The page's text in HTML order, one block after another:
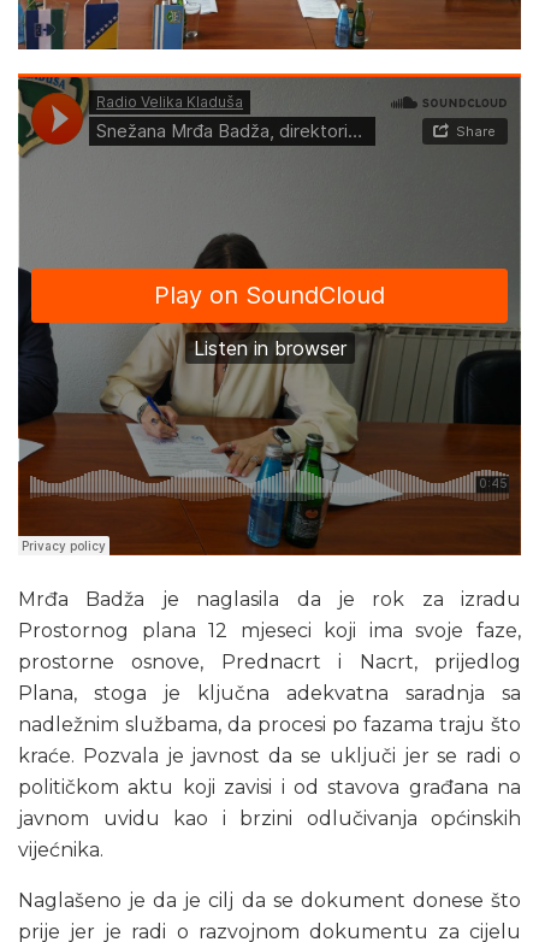
Mrđa Badža je naglasila da je rok za izradu
Prostornog plana 12 mjeseci koji ima svoje faze,
prostorne osnove, Prednacrt i Nacrt, prijedlog
Plana, stoga je ključna adekvatna saradnja sa
nadležnim službama, da procesi po fazama traju što
kraće. Pozvala je javnost da se uključi jer se radi o
političkom aktu koji zavisi i od stavova građana na
javnom uvidu kao i brzini odlučivanja općinskih
vijećnika.
Naglašeno je da je cilj da se dokument donese što
prije jer je radi o razvojnom dokumentu za cijelu